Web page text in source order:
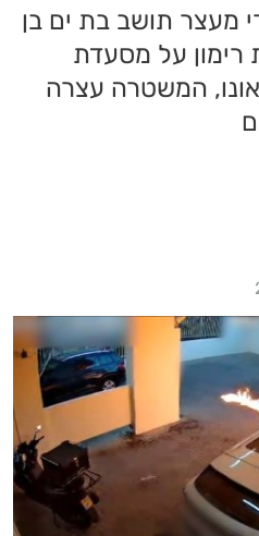
מעצר תושב בת ים בן
רימון על מסעדת
המשטרה עצרה